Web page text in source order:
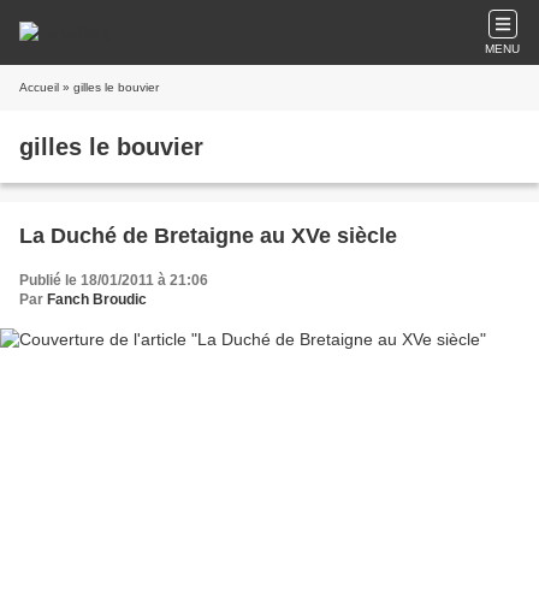
MENU
Accueil » gilles le bouvier
gilles le bouvier
La Duché de Bretaigne au XVe siècle
Publié le 18/01/2011 à 21:06
Par Fanch Broudic